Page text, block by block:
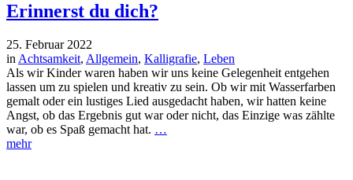
Erinnerst du dich?
25. Februar 2022
in Achtsamkeit, Allgemein, Kalligrafie, Leben
Als wir Kinder waren haben wir uns keine Gelegenheit entgehen
lassen um zu spielen und kreativ zu sein. Ob wir mit Wasserfarben
gemalt oder ein lustiges Lied ausgedacht haben, wir hatten keine
Angst, ob das Ergebnis gut war oder nicht, das Einzige was zählte
war, ob es Spaß gemacht hat. …
mehr